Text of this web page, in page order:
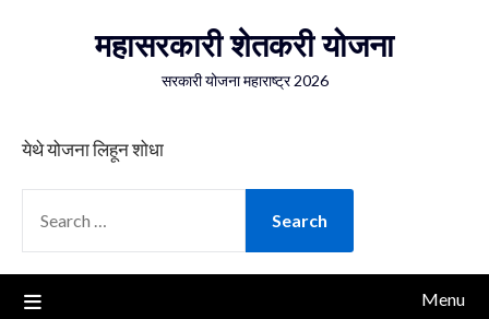
महासरकारी शेतकरी योजना
सरकारी योजना महाराष्ट्र 2026
येथे योजना लिहून शोधा
FOR:
Menu